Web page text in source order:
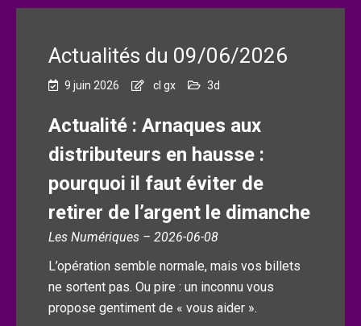
Actualités du 09/06/2026
9 juin 2026 cl gx 3d
Actualité : Arnaques aux
distributeurs en hausse :
pourquoi il faut éviter de
retirer de l’argent le dimanche
Les Numériques – 2026-06-08
L’opération semble normale, mais vos billets
ne sortent pas. Ou pire : un inconnu vous
propose gentiment de « vous aider ».